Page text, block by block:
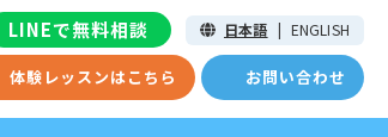
体験レッスンはこちら お問い合わせ
LINEで無料相談 日本語 | ENGLISH